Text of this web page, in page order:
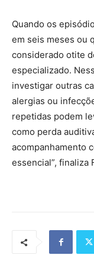
Quando os
em seis meses ou
considerado otite
especializado.
investigar outras
alergias ou
repetidas podem
como perda
acompanhamento
essencial”, finaliza